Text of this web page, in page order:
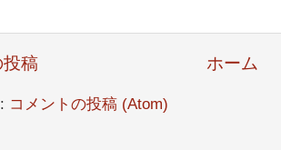
投稿 ホーム
コメントの投稿 (Atom)